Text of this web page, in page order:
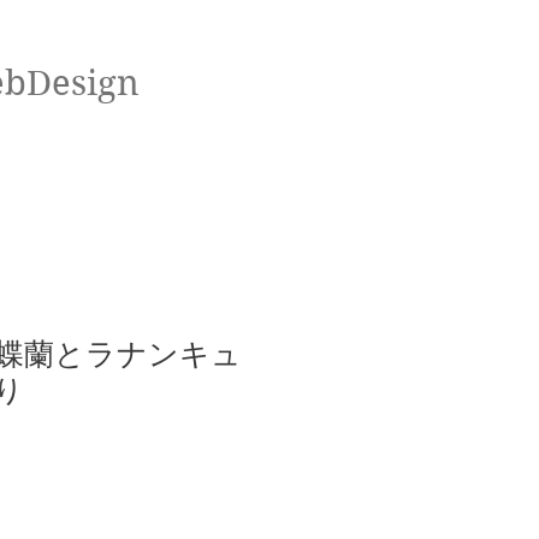
蘭とラナンキュ